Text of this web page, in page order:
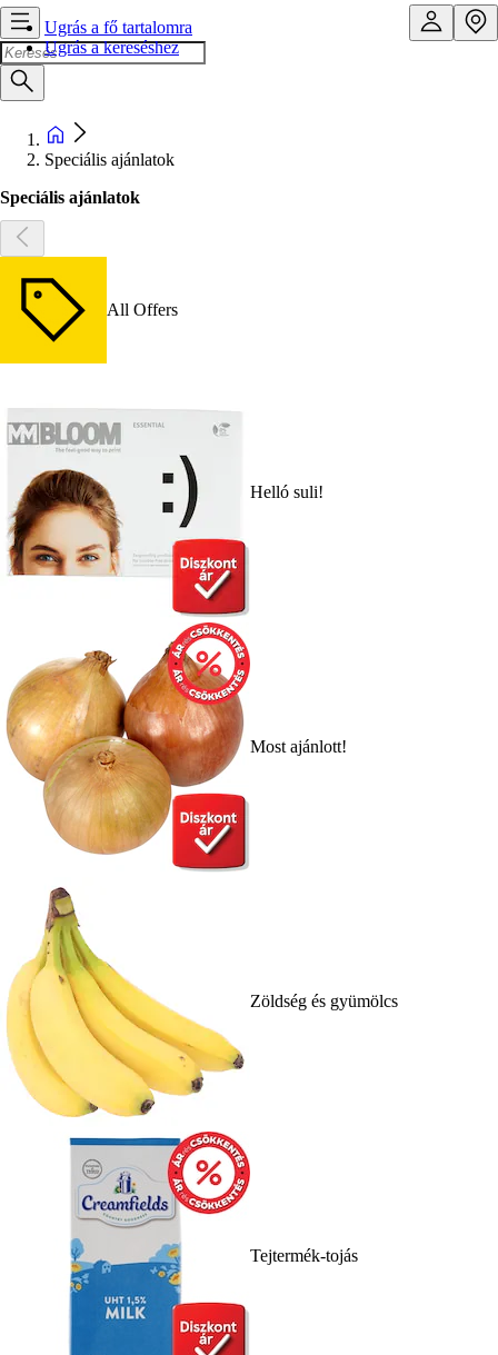
Ugrás a fő tartalomra
Ugrás a kereséshez
Speciális ajánlatok
Speciális ajánlatok
All Offers
Helló suli!
Most ajánlott!
Zöldség és gyümölcs
Tejtermék-tojás